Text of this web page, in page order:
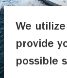
We
provide
possible